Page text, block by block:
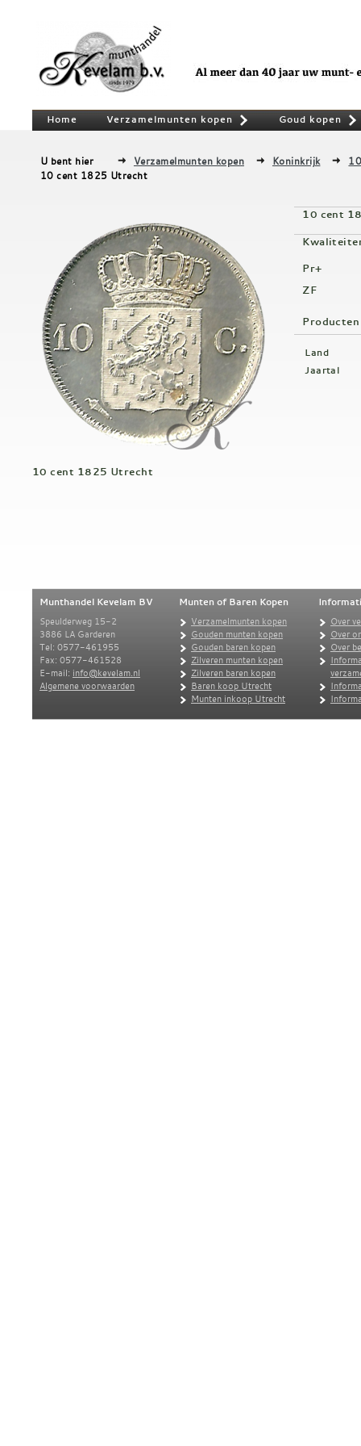
Home Verzamelmunten kopen Goud kopen
U bent hier Verzamelmunten kopen Koninkrijk
10 cent 1825 Utrecht
10 cent 1825 Utrecht
10 cent
Pr+
ZF
Land
Jaartal
Munthandel Kevelam BV
Speulderweg 15-2
3886 LA Garderen
Tel: 0577-461955
Fax: 0577-461528
E-mail: info@kevelam.nl
Algemene voorwaarden
Munten of Baren Kopen
Verzamelmunten kopen
Gouden munten kopen
Gouden baren kopen
Zilveren munten kopen
Zilveren baren kopen
Baren koop Utrecht
Munten inkoop Utrecht
Over
Over
Over